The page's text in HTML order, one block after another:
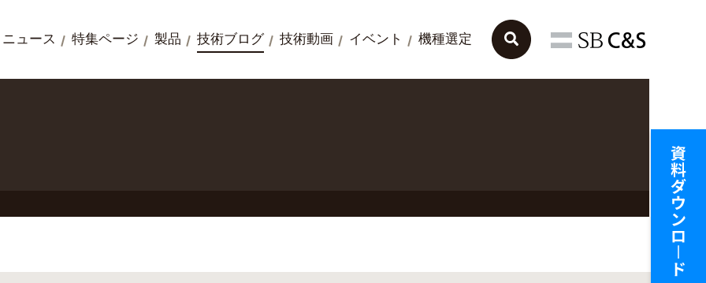
ニュース 特集ページ 製品 技術ブログ 技術動画 イベント 機種選定